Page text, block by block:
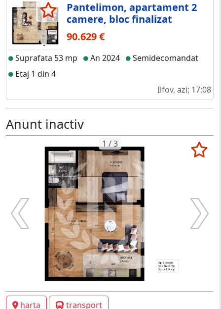
Pantelimon, apartament 2
camere, bloc finalizat
90.629 €
Suprafata 53 mp An 2024
Semidecomandat
Etaj 1 din 4
Ilfov, azi; 17:08
Anunt inactiv
1 / 3
harta transport